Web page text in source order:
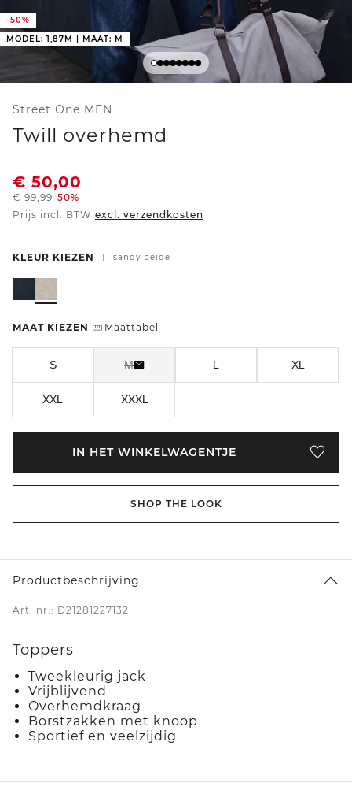
-50%
MODEL: 1,87M | MAAT: M
Street One MEN
Twill overhemd
€ 50,00
€99,99-50%
Prijs incl. BTW excl. verzendkosten
KLEUR KIEZEN sandy beige
MAAT KIEZEN Maattabel
S M L XL
XXL XXXL
IN HET WINKELWAGENTJE
SHOP THE LOOK
Productbeschrijving
Art. nr.: D21281227132
Toppers
Tweekleurig jack
Vrijblijvend
Overhemdkraag
Borstzakken met knoop
Sportief en veelzijdig